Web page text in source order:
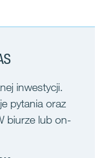
inwestycji.
pytania oraz
biurze lub on-